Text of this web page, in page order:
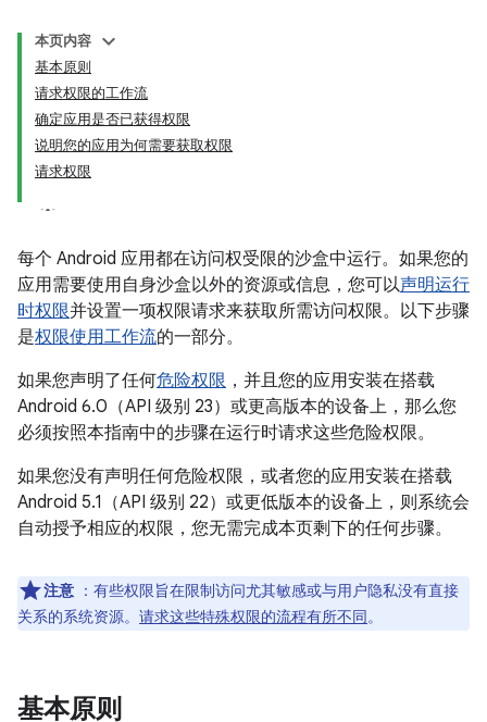
本页内容
基本原则
请求权限的工作流
确定应用是否已获得权限
说明您的应用为何需要获取权限
请求权限
每个 Android 应用都在访问权受限的沙盒中运行。如果您的
应用需要使用自身沙盒以外的资源或信息，您可以声明运行
时权限并设置一项权限请求来获取所需访问权限。以下步骤
是权限使用工作流的一部分。
如果您声明了任何危险权限 ，并且您的应用安装在搭载
Android 6.0（API 级别 23）或更高版本的设备上，那么您
必须按照本指南中的步骤在运行时请求这些危险权限。
如果您没有声明任何危险权限，或者您的应用安装在搭载
Android 5.1（API 级别 22）或更低版本的设备上，则系统会
自动授予相应的权限，您无需完成本页剩下的任何步骤。
注意 ：有些权限旨在限制访问尤其敏感或与用户隐私没有直接
关系的系统资源。 请求这些特殊权限的流程有所不同。
基本原则